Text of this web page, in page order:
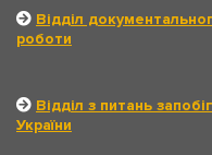
Відділ
роботи
Відділ з питань
України